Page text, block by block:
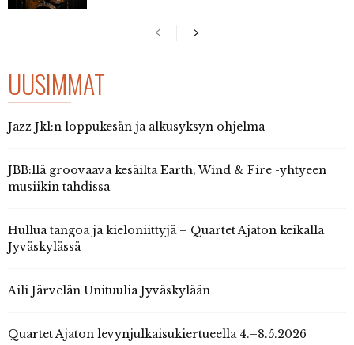
UUSIMMAT
Jazz Jkl:n loppukesän ja alkusyksyn ohjelma
JBB:llä groovaava kesäilta Earth, Wind & Fire -yhtyeen
musiikin tahdissa
Hullua tangoa ja kieloniittyjä – Quartet Ajaton keikalla
Jyväskylässä
Aili Järvelän Unituulia Jyväskylään
Quartet Ajaton levynjulkaisukiertueella 4.–8.5.2026